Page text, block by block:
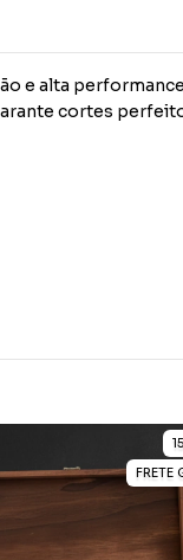
e alta
cortes
15
FRETE